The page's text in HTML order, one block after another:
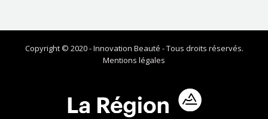
Copyright © 2020 - Innovation Beauté - Tous droits réservés.
Mentions légales